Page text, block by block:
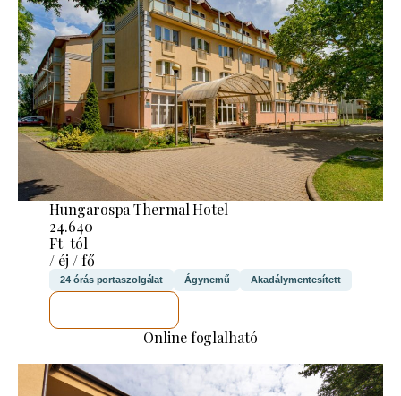
Hungarospa Thermal Hotel
24.640
Ft-tól
/ éj / fő
24 órás portaszolgálat Ágynemű Akadálymentesített
Online foglalható